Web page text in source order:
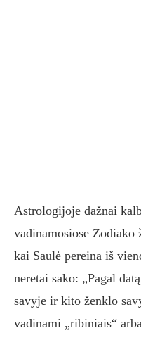
Astrologijoje dažnai
vadinamosiose Zodiako
kai Saulė pereina iš
neretai sako: „Pagal
savyje ir kito ženklo
vadinami „ribiniais“